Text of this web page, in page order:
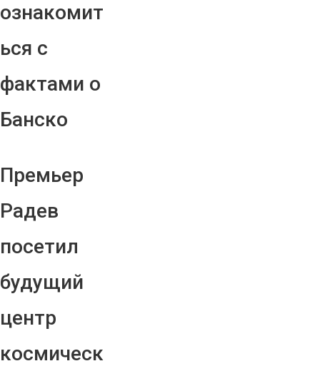
ознакомит
ься с
фактами о
Банско
Премьер
Радев
посетил
будущий
центр
космическ